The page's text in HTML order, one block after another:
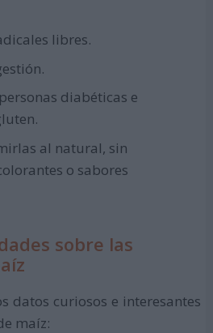
libres.
diabéticas e
al natural, sin
o sabores
sobre las
datos curiosos e interesantes
maíz: